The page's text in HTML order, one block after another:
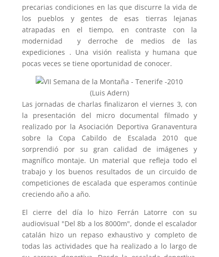
precarias condiciones en las que discurre la vida de
los pueblos y gentes de esas tierras lejanas
atrapadas en el tiempo, en contraste con la
modernidad y derroche de medios de las
expediciones . Una visión realista y humana que
pocas veces se tiene oportunidad de conocer.
(Luis Adern)
Las jornadas de charlas finalizaron el viernes 3, con
la presentación del micro documental filmado y
realizado por la Asociación Deportiva Granaventura
sobre la Copa Cabildo de Escalada 2010 que
sorprendió por su gran calidad de imágenes y
magnífico montaje. Un material que refleja todo el
trabajo y los buenos resultados de un circuido de
competiciones de escalada que esperamos continúe
creciendo año a año.
El cierre del día lo hizo Ferrán Latorre con su
audiovisual "Del 8b a los 8000m", donde el escalador
catalán hizo un repaso exhaustivo y completo de
todas las actividades que ha realizado a lo largo de